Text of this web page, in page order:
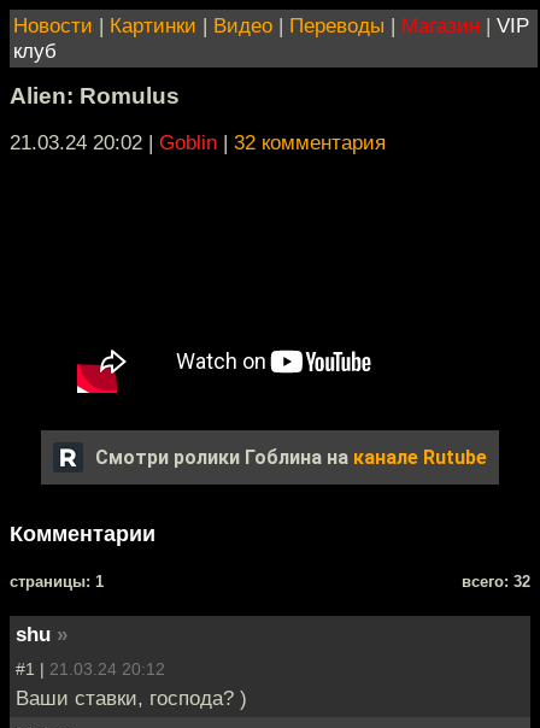
Новости | Картинки | Видео | Переводы | Магазин | VIP
клуб
Alien: Romulus
21.03.24 20:02 | Goblin | 32 комментария
Смотри ролики Гоблина на канале Rutube
Комментарии
cтраницы: 1 всего: 32
shu »
#1 | 21.03.24 20:12
Ваши ставки, господа? )